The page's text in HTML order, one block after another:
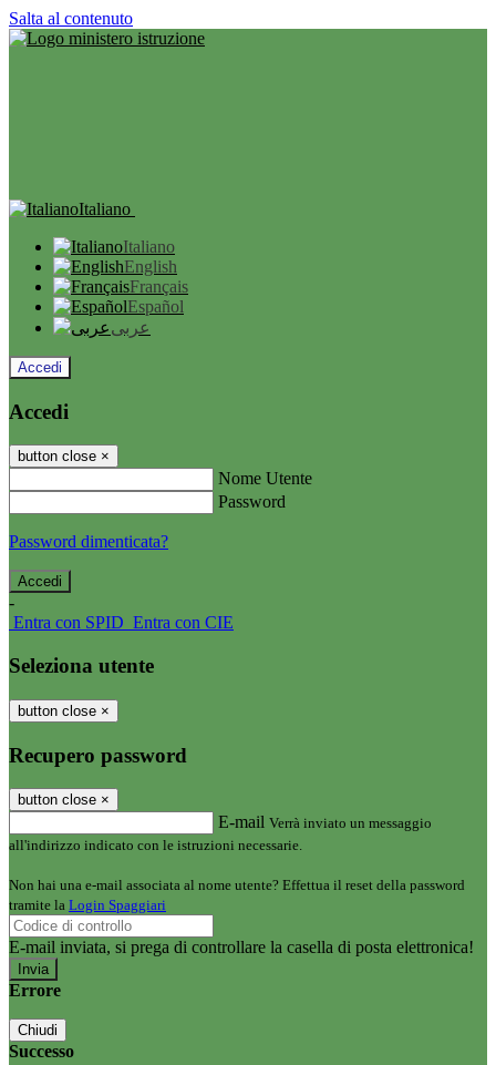
Salta al contenuto
Italiano
Italiano
English
Français
Español
عربى
Accedi
Accedi
button close ×
Nome Utente
Password
Password dimenticata?
-
Entra con SPID Entra con CIE
Seleziona utente
button close ×
Recupero password
button close ×
E-mail Verrà inviato un messaggio
all'indirizzo indicato con le istruzioni necessarie.
Non hai una e-mail associata al nome utente? Effettua il reset della password
tramite la Login Spaggiari
E-mail inviata, si prega di controllare la casella di posta elettronica!
Errore
Chiudi
Successo